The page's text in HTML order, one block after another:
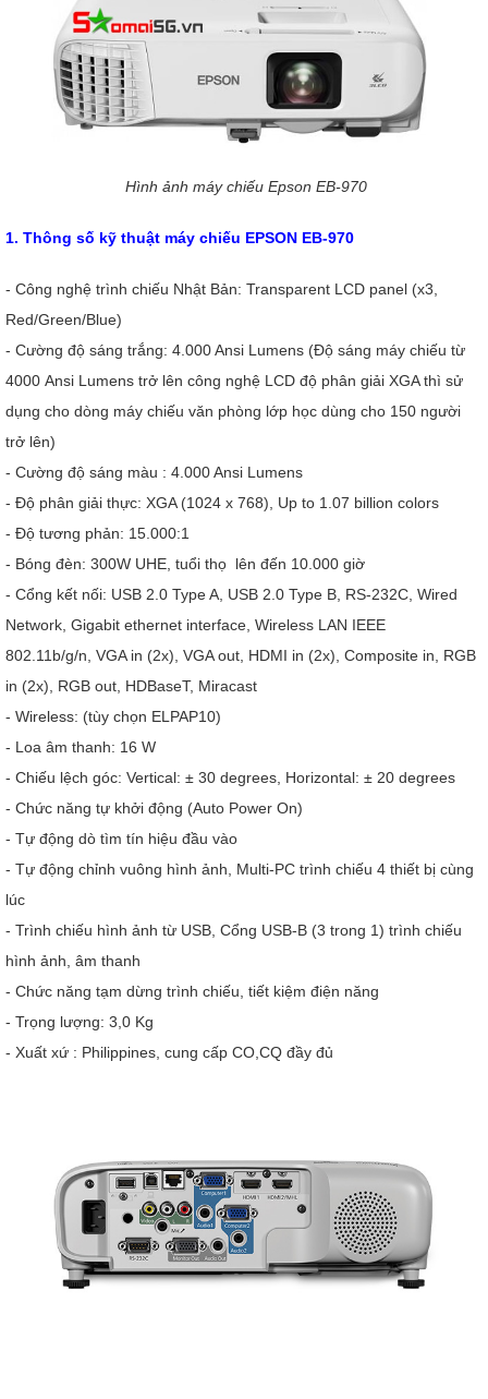
Hình ảnh máy chiếu Epson EB-970
1. Thông số kỹ thuật máy chiếu EPSON EB-970
- Công nghệ trình chiếu Nhật Bản: Transparent LCD panel (x3,
Red/Green/Blue)
- Cường độ sáng trắng: 4.000 Ansi Lumens (Độ sáng máy chiếu từ
4000 Ansi Lumens trở lên công nghệ LCD độ phân giải XGA thì sử
dụng cho dòng máy chiếu văn phòng lớp học dùng cho 150 người
trở lên)
- Cường độ sáng màu : 4.000 Ansi Lumens
- Độ phân giải thực: XGA (1024 x 768), Up to 1.07 billion colors
- Độ tương phản: 15.000:1
- Bóng đèn: 300W UHE, tuổi thọ lên đến 10.000 giờ
- Cổng kết nối: USB 2.0 Type A, USB 2.0 Type B, RS-232C, Wired
Network, Gigabit ethernet interface, Wireless LAN IEEE
802.11b/g/n, VGA in (2x), VGA out, HDMI in (2x), Composite in, RGB
in (2x), RGB out, HDBaseT, Miracast
- Wireless: (tùy chọn ELPAP10)
- Loa âm thanh: 16 W
- Chiếu lệch góc: Vertical: ± 30 degrees, Horizontal: ± 20 degrees
- Chức năng tự khởi động (Auto Power On)
- Tự động dò tìm tín hiệu đầu vào
- Tự động chỉnh vuông hình ảnh, Multi-PC trình chiếu 4 thiết bị cùng
lúc
- Trình chiếu hình ảnh từ USB, Cổng USB-B (3 trong 1) trình chiếu
hình ảnh, âm thanh
- Chức năng tạm dừng trình chiếu, tiết kiệm điện năng
- Trọng lượng: 3,0 Kg
- Xuất xứ : Philippines, cung cấp CO,CQ đầy đủ